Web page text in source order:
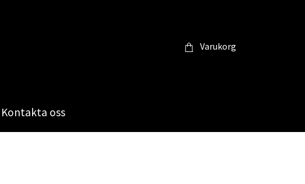
Varukorg
Kontakta oss